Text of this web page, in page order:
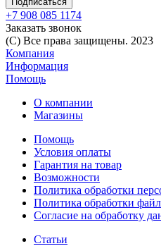
+7 908 085 1174
Заказать звонок
(C) Все права защищены. 2023
Компания
Информация
Помощь
О компании
Магазины
Помощь
Условия оплаты
Гарантия на товар
Возможности
Политика обработки
Политика обработки
Согласие на обработку
Статьи